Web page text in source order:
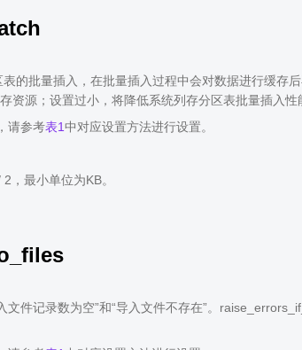
表的批量插入，在批量插入过程中会对数据进行缓
资源；设置过小，将降低系统列存分区表批量插入性
请参考表1中对应设置方法进行设置。
，最小单位为KB。
文件记录数为空”和“导入文件不存在”。